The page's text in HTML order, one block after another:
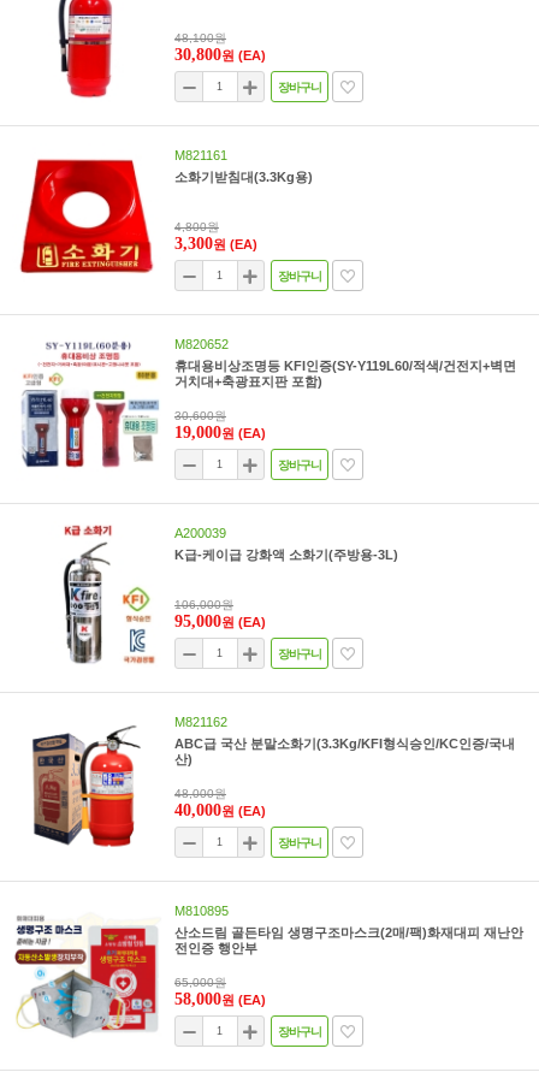
48,100원
30,800원 (EA)
장바구니
M821161
소화기받침대(3.3Kg용)
4,800원
3,300원 (EA)
장바구니
M820652
휴대용비상조명등 KFI인증(SY-Y119L60/적색/건전지+벽면
거치대+축광표지판 포함)
30,600원
19,000원 (EA)
장바구니
A200039
K급-케이급 강화액 소화기(주방용-3L)
106,000원
95,000원 (EA)
장바구니
M821162
ABC급 국산 분말소화기(3.3Kg/KFI형식승인/KC인증/국내
산)
48,000원
40,000원 (EA)
장바구니
M810895
산소드림 골든타임 생명구조마스크(2매/팩)화재대피 재난안
전인증 행안부
65,000원
58,000원 (EA)
장바구니